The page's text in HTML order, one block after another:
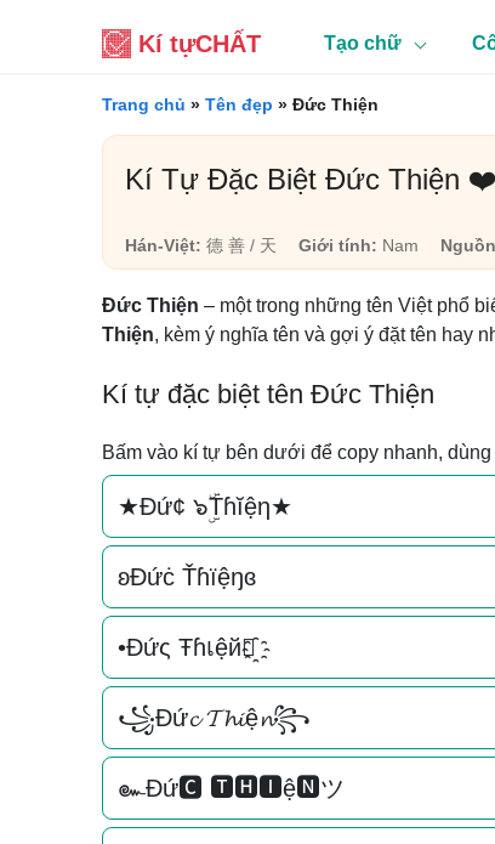
Kí tựCHẤT Tạo chữ
Trang chủ » Tên đẹp » Đức Thiện
Kí Tự Đặc Biệt Đức Thiện
Hán-Việt: 德 善 / 天 Giới tính: Nam
Đức Thiện – một trong những tên Việt phổ
Thiện, kèm ý nghĩa tên và gợi ý đặt tên hay
Kí tự đặc biệt tên Đức Thiện
Bấm vào kí tự bên dưới để copy nhanh,
★Đứ¢ ๖ۣۜTɦĭệη★
ʚĐứċ Ťɦїệŋɞ
•Đứς Ŧɦเệй✿҈
꧁Đứ𝓬 𝓣𝓱𝓲ệ𝓷꧂
๛Đứ🅲 🆃🅷🅸ệ🅽ツ